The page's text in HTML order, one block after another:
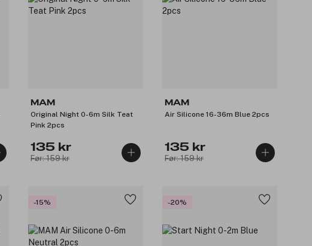
MAM
Original Night 0-6m Silk Teat
Pink 2pcs
135 kr
Før: 159 kr
MAM
Air Silicone 16-36m Blue 2pcs
135 kr
Før: 159 kr
-15% -20%